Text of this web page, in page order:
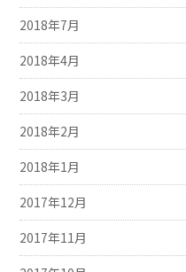
2018年7月
2018年4月
2018年3月
2018年2月
2018年1月
2017年12月
2017年11月